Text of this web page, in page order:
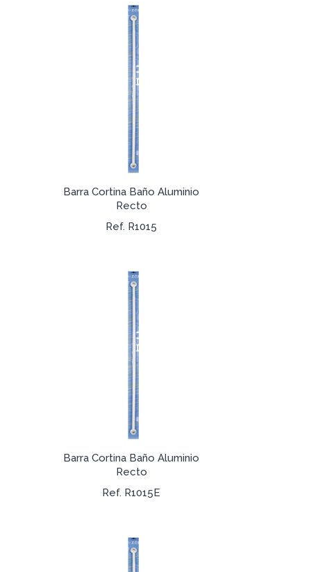
Barra Cortina Baño Aluminio
Recto
Ref. R1015
Barra Cortina Baño Aluminio
Recto
Ref. R1015E